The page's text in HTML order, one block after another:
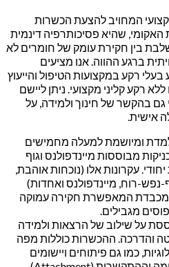
המחויב להצעת הכשרות
שהיא פסיכותרפיה דינמית
בין חקירת עומק של חומרים לא
ברגע ההווה. אנו מציעים
רקע במקצועות הטיפול והייעוץ
רקע קליני מקצועי. ניתן ליישם
גם בהקשר של חינוך ולמידה, על
אישית.
ומיושמת למעלה מחמישים
מבוססות מיינדפולנס וגוף
עקרונות אלו (נוכחות אוהבת,
נפש-רוח, מיינדפולנס ואחדות)
ומכבדת המאפשרת חקירה עמוקה
מגבילים.
על שילוב של הרצאות ולמידה
והדרכה. ההכשרות כוללות מפה
כמו גם פיתוחים ויישומים